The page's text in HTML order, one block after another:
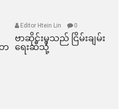
ဘ
Editor Htein Lin 0
ဗာဆိုင်းမှသည် ငြိမ်းချမ်း
ရေးဆီသို့